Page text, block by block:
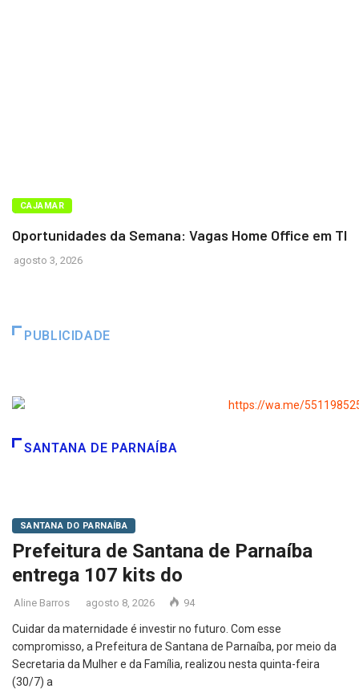
BARUERI
CAJAMAR
Oportunidades da Semana: Vagas Home Office em TI
agosto 3, 2026
PUBLICIDADE
SANTANA DE PARNAÍBA
SANTANA DO PARNAÍBA
Prefeitura de Santana de Parnaíba
entrega 107 kits do
Aline Barros agosto 8, 2026 94
Cuidar da maternidade é investir no futuro. Com esse
compromisso, a Prefeitura de Santana de Parnaíba, por meio da
Secretaria da Mulher e da Família, realizou nesta quinta-feira
(30/7) a